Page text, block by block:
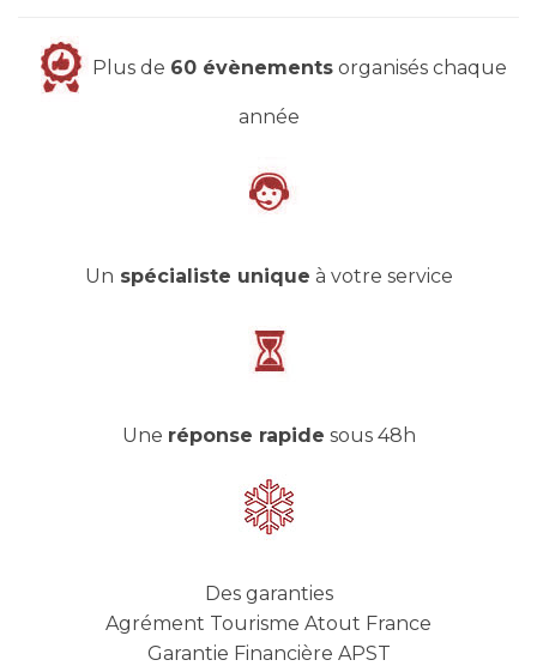
Plus de 60 évènementsorganisés chaque
année
Un spécialiste unique à votre service
Une réponse rapide sous 48h
Des garanties
Agrément Tourisme Atout France
Garantie Financière APST